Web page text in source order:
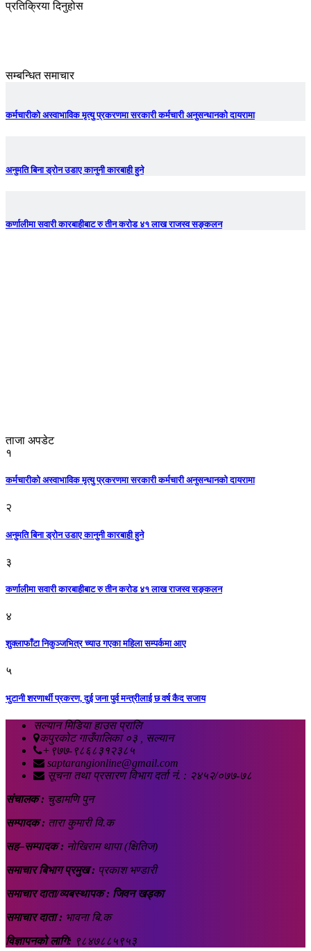
प्रतिक्रिया दिनुहोस
सम्बन्धित समाचार
कर्मचारीको अस्वाभाविक मृत्यु प्रकरणमा सरकारी कर्मचारी अनुसन्धानको दायरामा
अनुमति बिना ड्रोन उडाए कानुनी कारबाही हुने
कर्णालीमा सवारी कारबाहीबाट रु तीन करोड ४१ लाख राजस्व सङ्कलन
ताजा अपडेट
१
कर्मचारीको अस्वाभाविक मृत्यु प्रकरणमा सरकारी कर्मचारी अनुसन्धानको दायरामा
२
अनुमति बिना ड्रोन उडाए कानुनी कारबाही हुने
३
कर्णालीमा सवारी कारबाहीबाट रु तीन करोड ४१ लाख राजस्व सङ्कलन
४
शुक्लाफाँटा निकुञ्जभित्र च्याउ गएका महिला सम्पर्कमा आए
५
भुटानी शरणार्थी प्रकरण, दुई जना पुर्व मन्त्रीलाई छ वर्ष कैद सजाय
सल्यान मिडिया हाउस प्रालि
कपुरकोट गाउँपालिका ०३ , सल्यान
+९७७-९८६८३१२३८५
saptarangionline@gmail.com
सूचना तथा प्रसारण विभाग दर्ता नं. : २४५२/०७७-७८
संचालक : चुडामणि पुन
सम्पादक : तारा कुमारी वि.क
सह–सम्पादक : नोखिराम थापा (क्षितिज)
समाचार बिभाग प्रमुख : प्रकाश भण्डारी
समाचार दाता/व्यबस्थापक : जिवन खड्का
समाचार दाता : भावना बि.क
विज्ञापनको लागि: ९८४७८८५९५३